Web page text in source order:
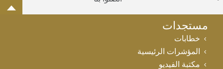
مستجدات
خطابات
المؤشرات الرئيسية
مكتبة الفيديو